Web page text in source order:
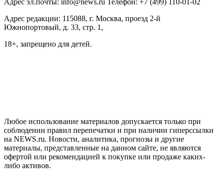
Адрес редакции: 115088, г. Москва, проезд 2-й
Южнопортовый, д. 33, стр. 1,
18+, запрещено для детей.
Любое использование материалов допускается только при
соблюдении правил перепечатки и при наличии гиперссылки
на NEWS.ru. Новости, аналитика, прогнозы и другие
материалы, представленные на данном сайте, не являются
офертой или рекомендацией к покупке или продаже каких-
либо активов.